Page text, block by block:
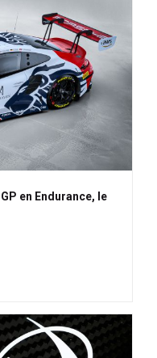
en Endurance, le